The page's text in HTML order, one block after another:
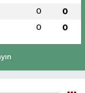
0 0
0 0